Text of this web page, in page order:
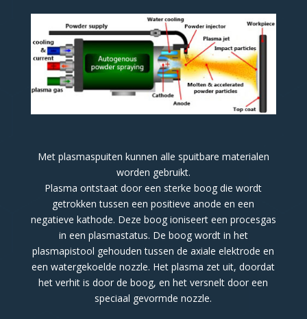
Met plasmaspuiten kunnen alle spuitbare materialen
worden gebruikt.
Plasma ontstaat door een sterke boog die wordt
getrokken tussen een positieve anode en een
negatieve kathode. Deze boog ioniseert een procesgas
in een plasmastatus. De boog wordt in het
plasmapistool gehouden tussen de axiale elektrode en
een watergekoelde nozzle. Het plasma zet uit, doordat
het verhit is door de boog, en het versnelt door een
speciaal gevormde nozzle.